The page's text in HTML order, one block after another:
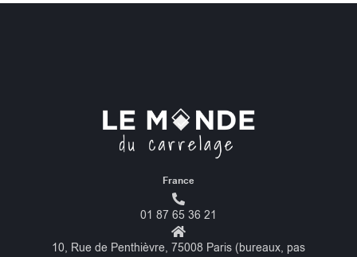
France
01 87 65 36 21
10, Rue de Penthièvre, 75008 Paris (bureaux, pas